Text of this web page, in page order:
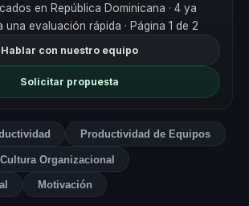
en República Dominicana · 4 ya
una evaluación rápida · Página 1 de 2
Hablar con nuestro equipo
Solicitar propuesta
Productividad de Equipos
Cultura Organizacional
Motivación